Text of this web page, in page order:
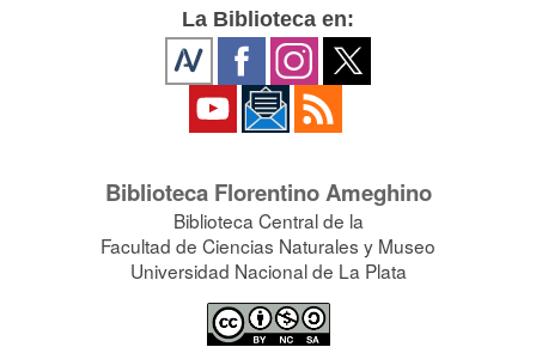
La Biblioteca en:
Biblioteca Florentino Ameghino
Biblioteca Central de la
Facultad de Ciencias Naturales y Museo
Universidad Nacional de La Plata